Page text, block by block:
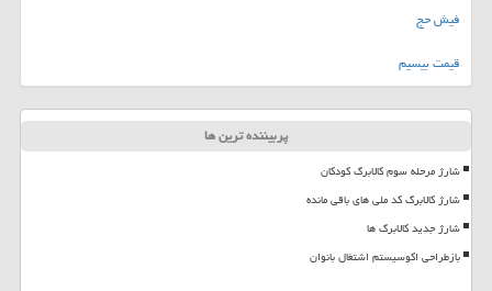
فیش حج
قیمت بیسیم
پربیننده ترین ها
شارژ مرحله سوم کالابرگ کودکان
شارژ کالابرگ کد ملی های باقی مانده
شارژ جدید کالابرگ ها
بازطراحی اکوسیستم اشتغال بانوان